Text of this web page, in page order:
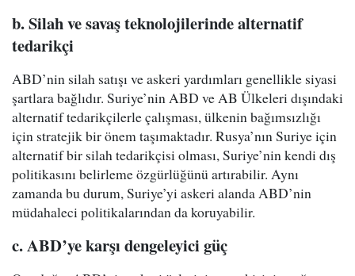
b. Silah ve savaş teknolojilerinde alternatif
tedarikçi
ABD’nin silah satışı ve askeri yardımları genellikle siyasi
şartlara bağlıdır. Suriye’nin ABD ve AB Ülkeleri dışındaki
alternatif tedarikçilerle çalışması, ülkenin bağımsızlığı
için stratejik bir önem taşımaktadır. Rusya’nın Suriye için
alternatif bir silah tedarikçisi olması, Suriye’nin kendi dış
politikasını belirleme özgürlüğünü artırabilir. Aynı
zamanda bu durum, Suriye’yi askeri alanda ABD’nin
müdahaleci politikalarından da koruyabilir.
c. ABD’ye karşı dengeleyici güç